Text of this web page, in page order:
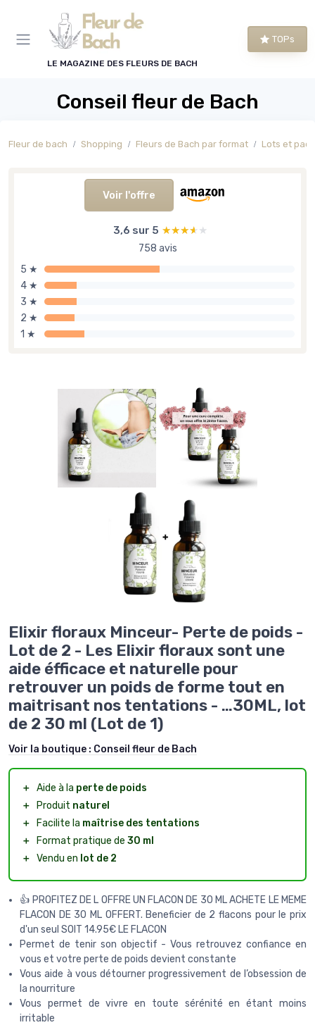
LE MAGAZINE DES FLEURS DE BACH
TOPs
Conseil fleur de Bach
Fleur de bach Shopping Fleurs de Bach par format Lots et
Voir l'offre
3,6 sur 5 ★★★★★
★★★★★
758 avis
5 ★
4 ★
3 ★
2 ★
1 ★
Elixir floraux Minceur- Perte de poids -
Lot de 2 - Les Elixir floraux sont une
aide éfficace et naturelle pour
retrouver un poids de forme tout en
maitrisant nos tentations - …30ML, lot
de 2 30 ml (Lot de 1)
Voir la boutique : Conseil fleur de Bach
＋ Aide à la perte de poids
＋
Produit naturel
＋
Facilite la maîtrise des tentations
＋
Format pratique de 30 ml
＋ Vendu en lot de 2
👍 PROFITEZ DE L OFFRE UN FLACON DE 30 ML ACHETE LE MEME
FLACON DE 30 ML OFFERT. Beneficier de 2 flacons pour le prix
d'un seul SOIT 14.95€ LE FLACON
Permet de tenir son objectif - Vous retrouvez confiance en
vous et votre perte de poids devient constante
Vous aide à vous détourner progressivement de l’obsession de
la nourriture
Vous permet de vivre en toute sérénité en étant moins
irritable